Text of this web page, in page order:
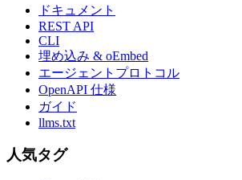
ドキュメント
REST API
CLI
埋め込み & oEmbed
エージェントプロトコル
OpenAPI 仕様
ガイド
llms.txt
人気タグ